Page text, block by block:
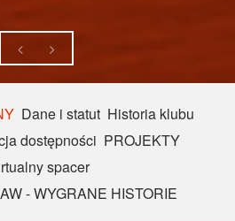
Dane i statut Historia klubu
dostępności PROJEKTY
spacer
- WYGRANE HISTORIE